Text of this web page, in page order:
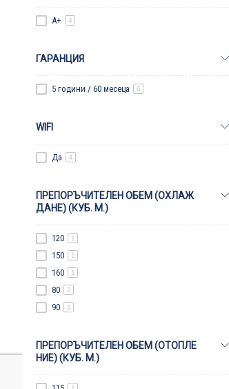
A+ 4
ГАРАНЦИЯ
5 години / 60 месеца 6
WIFI
Да 4
ПРЕПОРЪЧИТЕЛЕН ОБЕМ (ОХЛАЖ
ДАНЕ) (КУБ. М.)
120 1
150 1
160 1
80 2
90 1
ПРЕПОРЪЧИТЕЛЕН ОБЕМ (ОТОПЛЕ
НИЕ) (КУБ. М.)